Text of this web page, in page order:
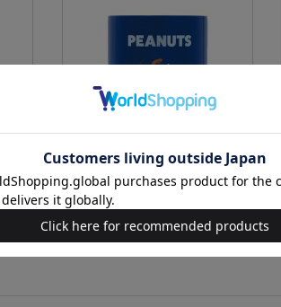
ンブ
SNOOPY 真空断熱 スタッキングタンブ
ラー BOOK Football
2860円（税込）